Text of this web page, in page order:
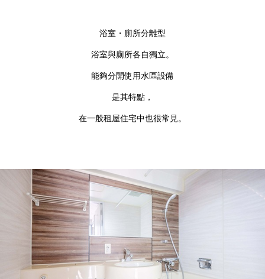
浴室・廁所分離型
浴室與廁所各自獨立。
能夠分開使用水區設備
是其特點，
在一般租屋住宅中也很常見。